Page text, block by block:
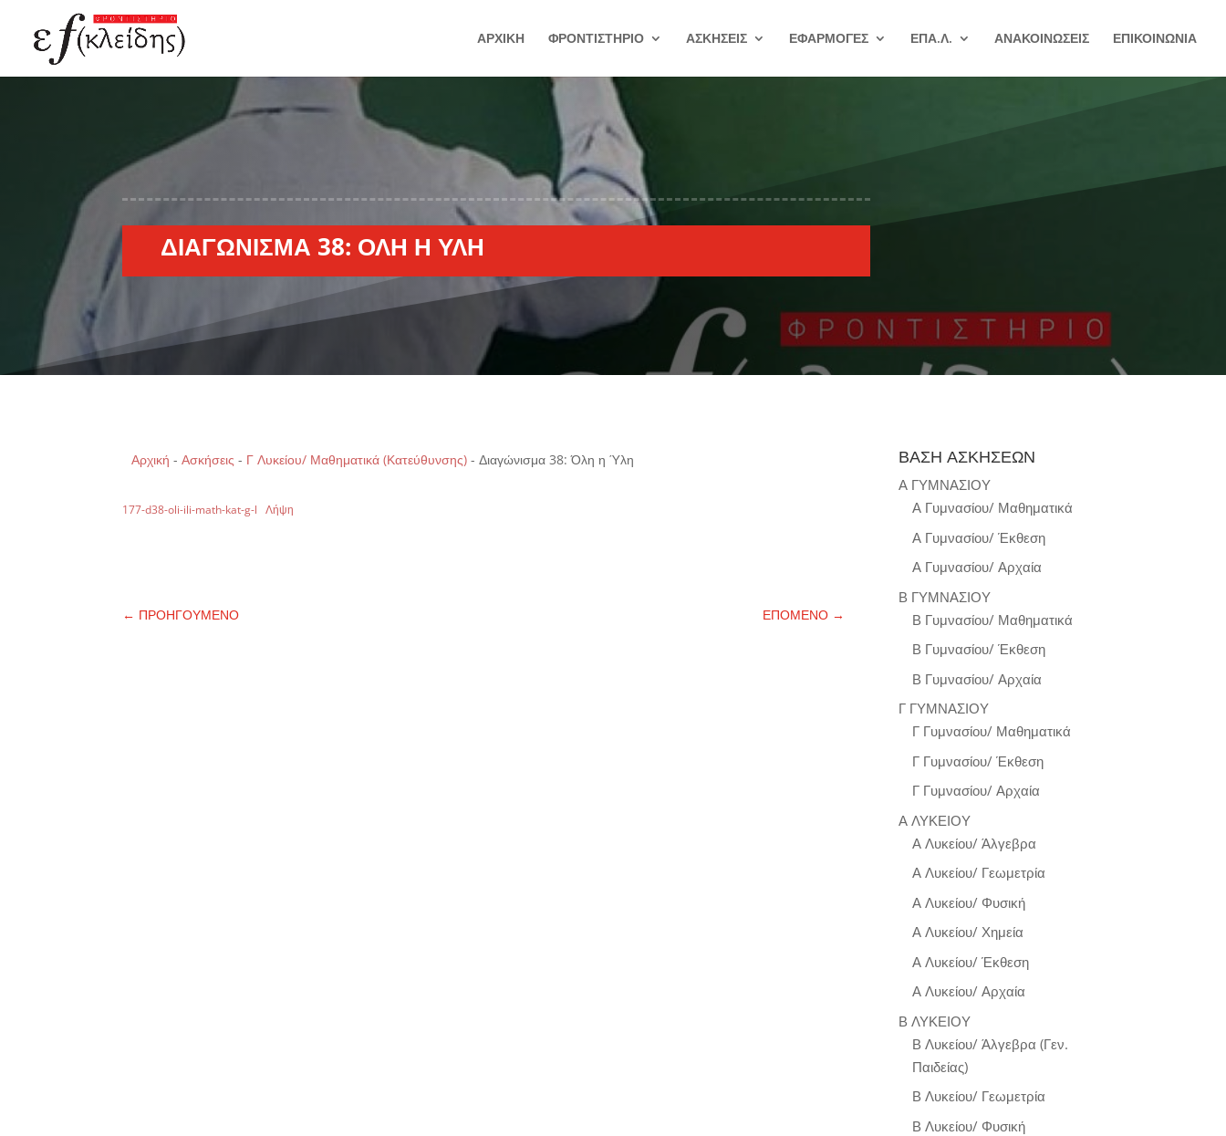
ΑΡΧΙΚΗ ΦΡΟΝΤΙΣΤΗΡΙΟ ΑΣΚΗΣΕΙΣ ΕΦΑΡΜΟΓΕΣ ΕΠΑ.Λ. ΑΝΑΚΟΙΝΩΣΕΙΣ ΕΠΙΚΟΙΝΩΝΙΑ
ΔΙΑΓΏΝΙΣΜΑ 38: ΌΛΗ Η ΎΛΗ
Αρχική -Ασκήσεις - Γ Λυκείου/ Μαθηματικά (Κατεύθυνσης) -Διαγώνισμα 38: Όλη η Ύλη
177-d38-oli-ili-math-kat-g-l Λήψη
← ΠΡΟΗΓΟΥΜΕΝΟ ΕΠΟΜΕΝΟ →
ΒΑΣΗ ΑΣΚΗΣΕΩΝ
Α ΓΥΜΝΑΣΙΟΥ
Α Γυμνασίου/ Μαθηματικά
Α Γυμνασίου/ Έκθεση
Α Γυμνασίου/ Αρχαία
Β ΓΥΜΝΑΣΙΟΥ
Β Γυμνασίου/ Μαθηματικά
Β Γυμνασίου/ Έκθεση
Β Γυμνασίου/ Αρχαία
Γ ΓΥΜΝΑΣΙΟΥ
Γ Γυμνασίου/ Μαθηματικά
Γ Γυμνασίου/ Έκθεση
Γ Γυμνασίου/ Αρχαία
Α ΛΥΚΕΙΟΥ
Α Λυκείου/ Άλγεβρα
Α Λυκείου/ Γεωμετρία
Α Λυκείου/ Φυσική
Α Λυκείου/ Χημεία
Α Λυκείου/ Έκθεση
Α Λυκείου/ Αρχαία
Β ΛΥΚΕΙΟΥ
Β Λυκείου/ Άλγεβρα (Γεν.
Παιδείας)
Β Λυκείου/ Γεωμετρία
Β Λυκείου/ Φυσική